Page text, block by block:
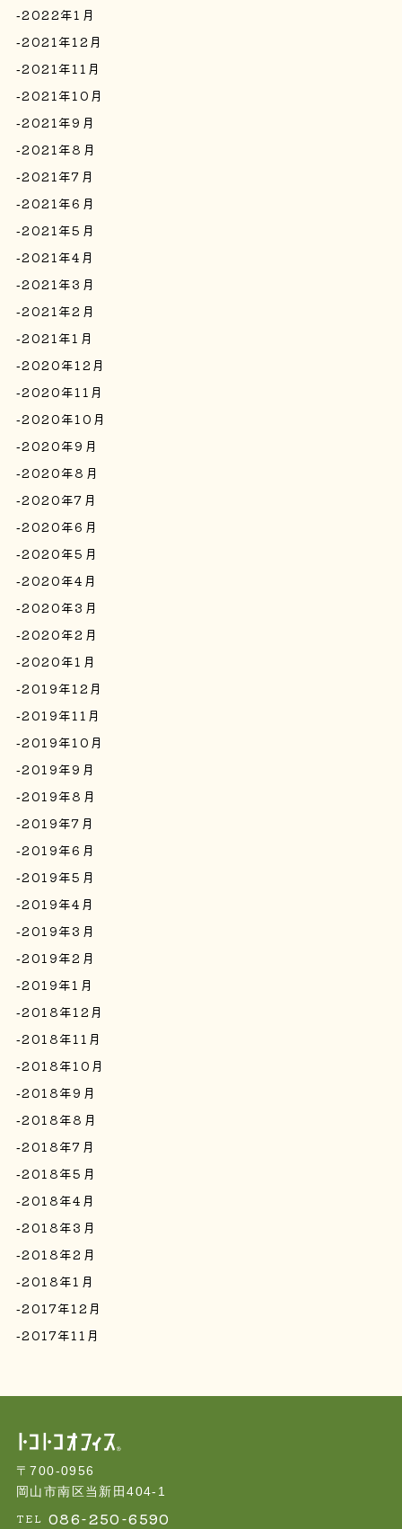
2022年1月
2021年12月
2021年11月
2021年10月
2021年9月
2021年8月
2021年7月
2021年6月
2021年5月
2021年4月
2021年3月
2021年2月
2021年1月
2020年12月
2020年11月
2020年10月
2020年9月
2020年8月
2020年7月
2020年6月
2020年5月
2020年4月
2020年3月
2020年2月
2020年1月
2019年12月
2019年11月
2019年10月
2019年9月
2019年8月
2019年7月
2019年6月
2019年5月
2019年4月
2019年3月
2019年2月
2019年1月
2018年12月
2018年11月
2018年10月
2018年9月
2018年8月
2018年7月
2018年5月
2018年4月
2018年3月
2018年2月
2018年1月
2017年12月
2017年11月
〒700-0956
岡山市南区当新田404-1
TEL 086-250-6590